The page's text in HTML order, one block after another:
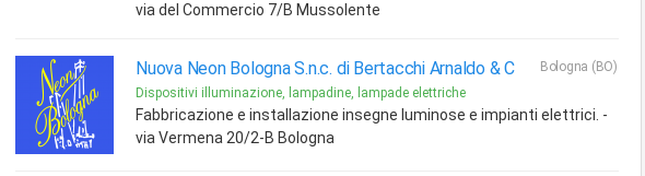
via del Commercio 7/B Mussolente
Nuova Neon Bologna S.n.c. di Bertacchi Arnaldo & C
Bologna (BO)
Dispositivi illuminazione, lampadine, lampade elettriche
Fabbricazione e installazione insegne luminose e impianti elettrici. -
via Vermena 20/2-B Bologna